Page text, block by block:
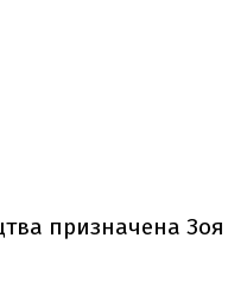
призначена Зоя